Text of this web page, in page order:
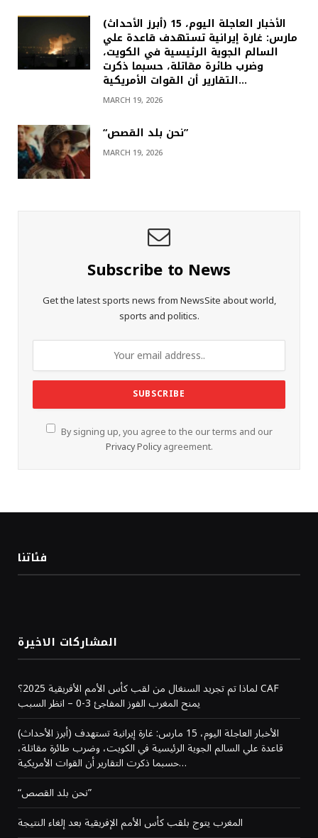
(أبرز الأحداث) الأخبار العاجلة اليوم، 15
مارس: غارة إيرانية تستهدف قاعدة علي
السالم الجوية الرئيسية في الكويت،
وضرب طائرة مقاتلة، حسبما ذكرت
التقارير أن القوات الأمريكية…
MARCH 19, 2026
“نحن بلد القصص”
MARCH 19, 2026
Subscribe to News
Get the latest sports news from NewsSite about world,
sports and politics.
By signing up, you agree to the our terms and our
Privacy Policyagreement.
فئاتنا
المشاركات الاخيرة
لماذا تم تجريد السنغال من لقب كأس الأمم الأفريقية 2025؟ CAF
يمنح المغرب الفوز المفاجئ 3-0 – انظر السبب
(أبرز الأحداث) الأخبار العاجلة اليوم، 15 مارس: غارة إيرانية تستهدف
قاعدة علي السالم الجوية الرئيسية في الكويت، وضرب طائرة مقاتلة،
حسبما ذكرت التقارير أن القوات الأمريكية…
“نحن بلد القصص”
المغرب يتوج بلقب كأس الأمم الإفريقية بعد إلغاء النتيجة